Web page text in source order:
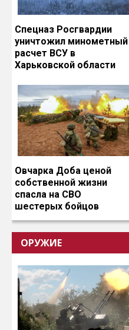
Спецназ Росгвардии
уничтожил минометный
расчет ВСУ в
Харьковской области
Овчарка Доба ценой
собственной жизни
спасла на СВО
шестерых бойцов
ОРУЖИЕ